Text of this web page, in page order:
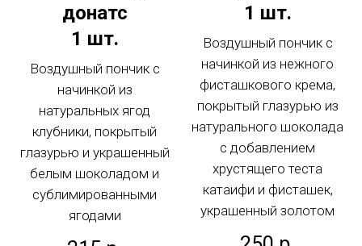
донатс
1 шт.
Воздушный пончик с
начинкой из
натуральных ягод
клубники, покрытый
глазурью и украшенный
белым шоколадом и
сублимированными
ягодами
1 шт.
Воздушный пончик с
начинкой из нежного
фисташкового крема,
покрытый глазурью из
натурального шоколада
с добавлением
хрустящего теста
катаифи и фисташек,
украшенный золотом